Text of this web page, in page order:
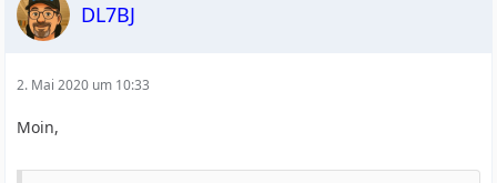
DL7BJ
2. Mai 2020 um 10:33
Moin,